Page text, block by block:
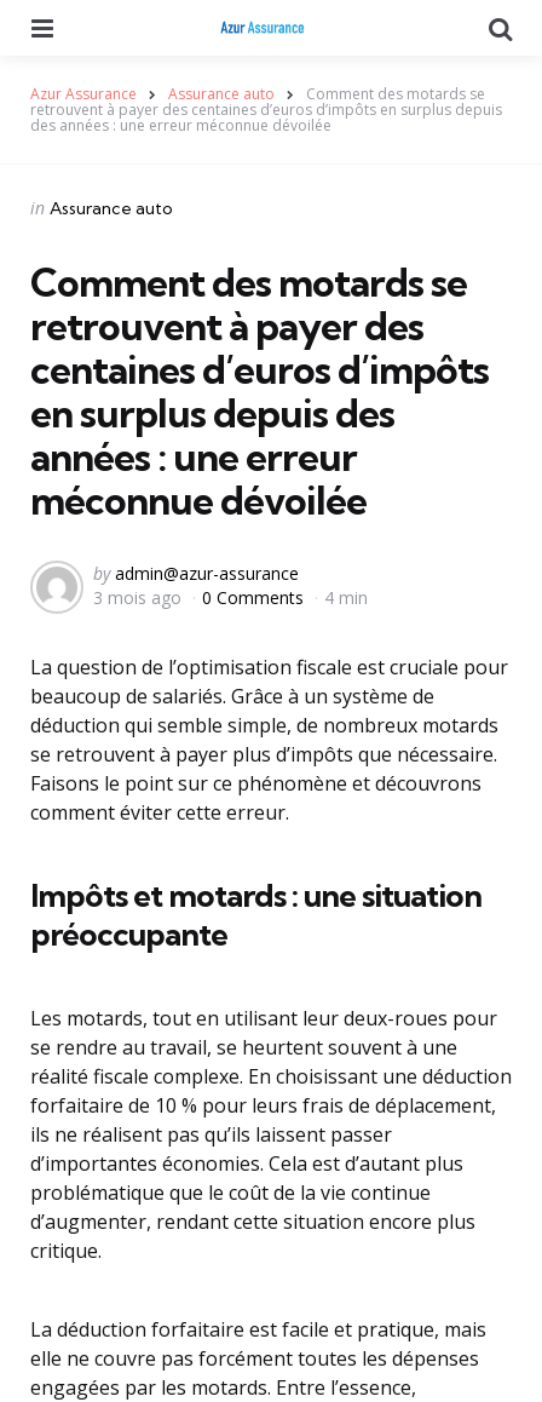
Azur Assurance Assurance auto Comment des motards se
retrouvent à payer des centaines d’euros d’impôts en surplus depuis
des années : une erreur méconnue dévoilée
Categories
Posted
in Assurance auto
Comment des motards se
retrouvent à payer des
centaines d’euros d’impôts
en surplus depuis des
années : une erreur
méconnue dévoilée
Posted
by
by admin@azur-assurance
3 mois ago
0 Comments 4 min
La question de l’optimisation fiscale est cruciale pour
beaucoup de salariés. Grâce à un système de
déduction qui semble simple, de nombreux motards
se retrouvent à payer plus d’impôts que nécessaire.
Faisons le point sur ce phénomène et découvrons
comment éviter cette erreur.
Impôts et motards : une situation
préoccupante
Les motards, tout en utilisant leur deux-roues pour
se rendre au travail, se heurtent souvent à une
réalité fiscale complexe. En choisissant une déduction
forfaitaire de 10 % pour leurs frais de déplacement,
ils ne réalisent pas qu’ils laissent passer
d’importantes économies. Cela est d’autant plus
problématique que le coût de la vie continue
d’augmenter, rendant cette situation encore plus
critique.
La déduction forfaitaire est facile et pratique, mais
elle ne couvre pas forcément toutes les dépenses
engagées par les motards. Entre l’essence,